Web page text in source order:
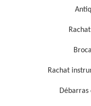
Rachat
Débarras